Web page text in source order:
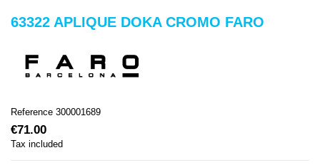
63322 APLIQUE DOKA CROMO FARO
Reference 300001689
€71.00
Tax included